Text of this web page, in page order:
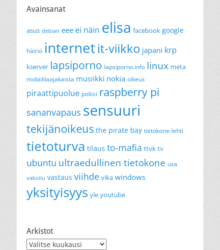
Avainsanat
asus debian eee ei näin elisa facebook google
häiriö internetit-viikko japani krp
kserver lapsiporno lapsiporno.info linux meta
mobiililaajakaista musiikki nokia oikeus
piraattipuolue poliisi raspberry pi
sananvapaus sensuuri
tekijänoikeus the pirate bay tietokone-lehti
tietoturva tilaus to-mafia ttvk tv
ubuntu ultraedullinen tietokone usa
vakoilu vastaus viihde vika windows
yksityisyys yle youtube
Arkistot
Arkistot